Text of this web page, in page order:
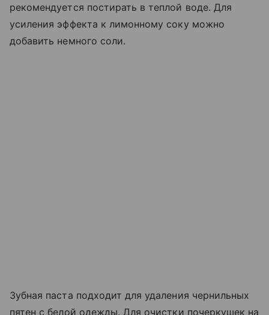
рекомендуется постирать в теплой воде. Для
усиления эффекта к лимонному соку можно
добавить немного соли.
Зубная паста подходит для удаления чернильных
пятен с белой одежды. Для очистки почеркушек на